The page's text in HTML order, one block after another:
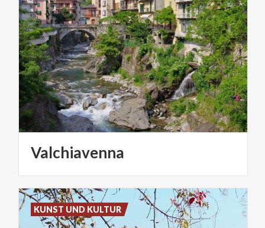
Valchiavenna
KUNST UND KULTUR